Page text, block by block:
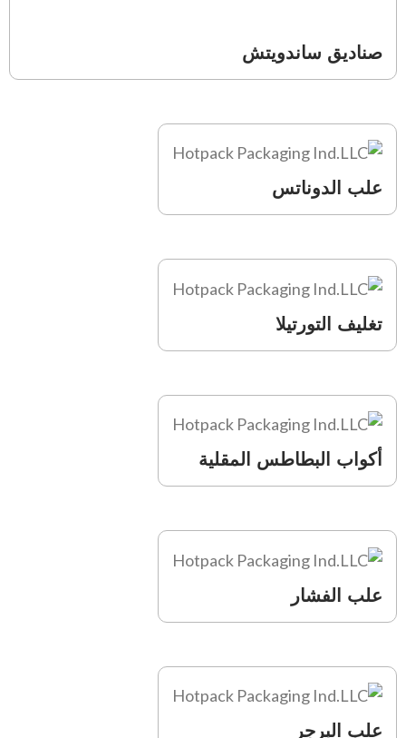
صناديق ساندويتش
علب الدوناتس
تغليف التورتيلا
أكواب البطاطس المقلية
علب الفشار
علب البرجر